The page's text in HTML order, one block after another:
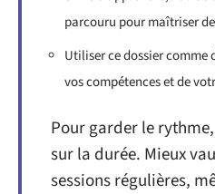
parcouru pour maîtriser
Utiliser ce dossier
vos compétences et de
Pour garder le
sur la durée. Mieux
sessions régulières,